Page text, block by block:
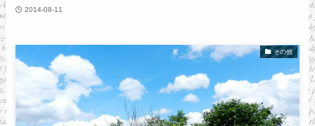
2014-08-11
その他